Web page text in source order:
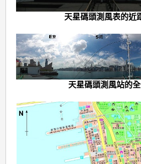
天星碼頭測風表的近
天星碼頭測風站的